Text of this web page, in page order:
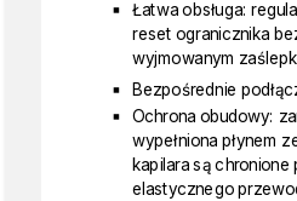
Łatwa obsługa:
reset ogranicznika
wyjmowanym
Bezpośrednie
Ochrona obudowy:
wypełniona płynem
kapilara są
elastycznego